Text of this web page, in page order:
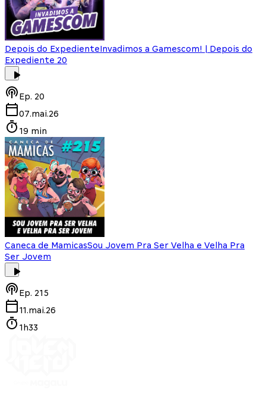
Depois do ExpedienteInvadimos a Gamescom! | Depois do
Expediente 20
Ep. 20
07.mai.26
19 min
Caneca de MamicasSou Jovem Pra Ser Velha e Velha Pra
Ser Jovem
Ep. 215
11.mai.26
1h33